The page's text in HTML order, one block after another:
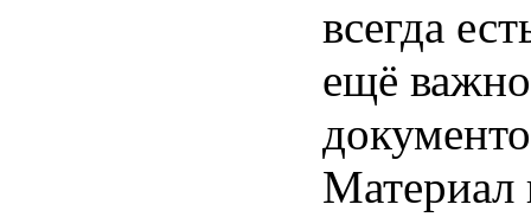
всегда
ещё
Материал